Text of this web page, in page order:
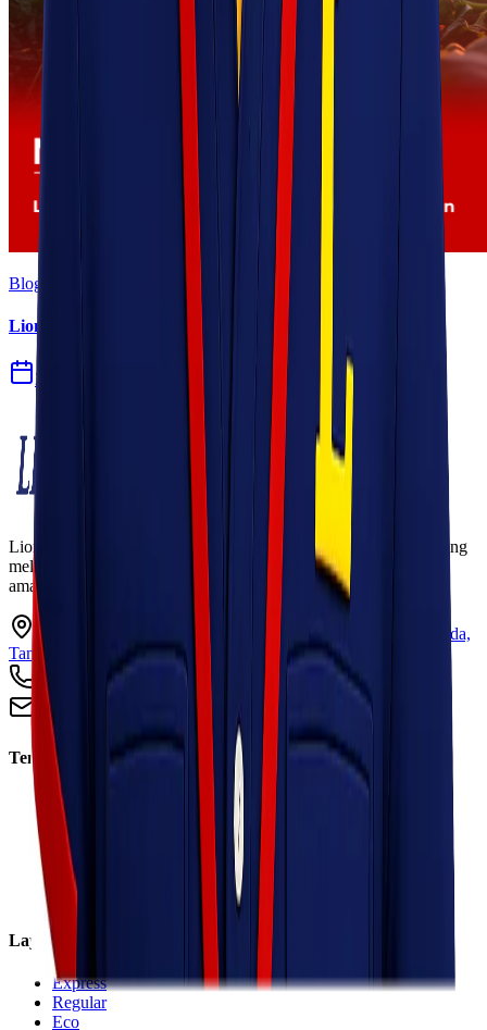
Blog
Lionel Express Menerima Pengiriman Tumbuhan
29 Jun 2026
Lionel Express adalah perusahaan jasa pengiriman terpercaya yang
melayani pengiriman barang ke seluruh Indonesia dengan cepat,
aman, dan harga kompetitif.
Ruko Garden Square Blok G No. 11-12 Jurumudi baru, Benda,
Tangerang, Banten 15124
+62 813 8838 8182
info@lionelexpress.com
Tentang Kami
Tentang Kami
Visi & Misi
Sosial Perusahaan
Karir
Cabang
Informasi
Layanan
Express
Regular
Eco